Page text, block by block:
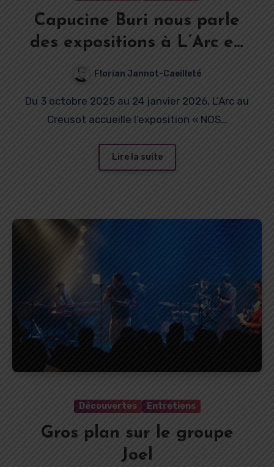
Capucine Buri nous parle
des expositions à L’Arc en
Florian Jannot-Caeilleté
Du 3 octobre 2025 au 24 janvier 2026, L’Arc au
Creusot accueille l’exposition « NOS…
Lire la suite
Découvertes Entretiens
Gros plan sur le groupe
Joel